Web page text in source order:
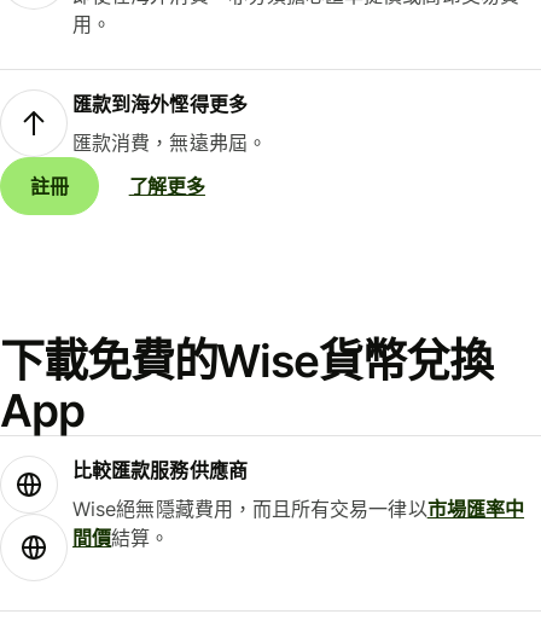
用。
匯款到海外慳得更多
匯款消費，無遠弗屆。
註冊
了解更多
下載免費的Wise貨幣兌換
App
比較匯款服務供應商
Wise絕無隱藏費用，而且所有交易一律以市場匯率中
間價結算。